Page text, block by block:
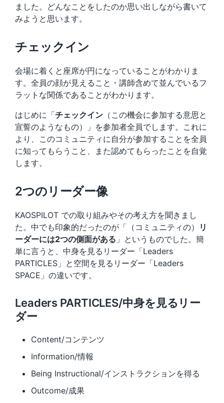
ました。どんなことをしたのか思い出しながら書いて
みようと思います。
チェックイン
会場に着くと座席が円になっていることがわかりま
す。全員の顔が見えること・講師含めて並んでいるフ
ラットな関係であることがわかります。
はじめに「チェックイン （この機会に参加する意思と
宣誓のようなもの）」を参加者全員でします。これに
より、このコミュニティに自分が参加することを全員
に知ってもらうこと、また認めてもらったことを自覚
します。
2つのリーダー像
KAOSPILOT での取り組みやその考え方を聞きまし
た。中でも印象的だったのが「（コミュニティの）
リ
ーダーには2つの側面がある 」というものでした。簡
単に言うと、中身を見るリーダー「Leaders
PARTICLES」と空間を見るリーダー「Leaders
SPACE」の違いです。
Leaders PARTICLES/中身を見るリー
ダー
Content/コンテンツ
Information/情報
Being Instructional/インストラクションを得る
Outcome/成果